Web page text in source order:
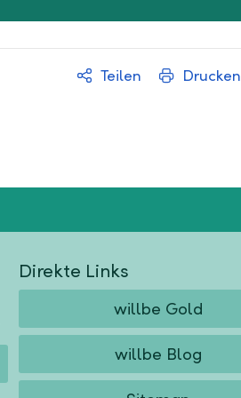
Teilen Drucken
Direkte Links
willbe Gold
willbe Blog